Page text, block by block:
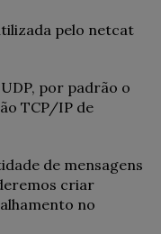
pelo netcat
por padrão o
TCP/IP de
de mensagens
criar
no